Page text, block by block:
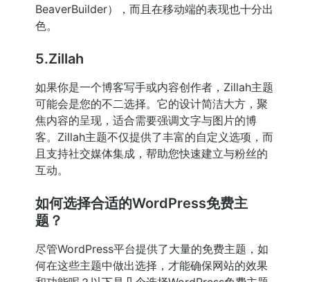
BeaverBuilder），而且在移动端的表现也十分出
色。
5.Zillah
如果你是一个博客写手或内容创作者，Zillah主题
可能会是您的不二选择。它的设计简洁大方，聚
焦内容的呈现，适合需要强调文字与图片的博
客。Zillah主题不仅提供了丰富的自定义选项，而
且支持社交媒体集成，帮助您快速建立与粉丝的
互动。
如何选择合适的WordPress免费主
题？
尽管WordPress平台提供了大量的免费主题，如
何在这些主题中做出选择，才能确保网站的效果